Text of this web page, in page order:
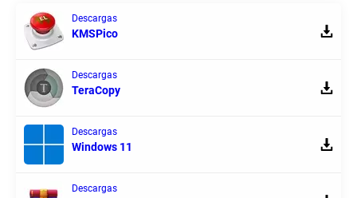
Descargas
KMSPico
Descargas
TeraCopy
Descargas
Windows 11
Descargas